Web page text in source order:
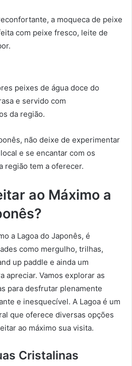
a moqueca de peixe
com peixe fresco, leite de
peixes de água doce do
e servido com
da região.
não deixe de experimentar
e se encantar com os
região tem a oferecer.
ao Máximo a
a Lagoa do Japonês, é
como mergulho, trilhas,
up paddle e ainda um
apreciar. Vamos explorar as
para desfrutar plenamente
e inesquecível. A Lagoa é um
que oferece diversas opções
ao máximo sua visita.
Cristalinas